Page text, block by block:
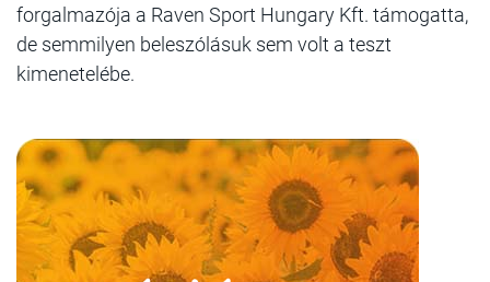
forgalmazója a Raven Sport Hungary Kft. támogatta,
de semmilyen beleszólásuk sem volt a teszt
kimenetelébe.